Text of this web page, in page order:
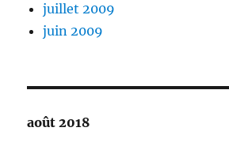
juillet 2009
juin 2009
août 2018